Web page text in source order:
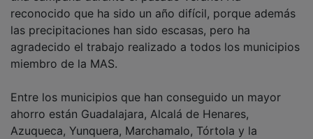
reconocido que ha sido un año difícil, porque además
las precipitaciones han sido escasas, pero ha
agradecido el trabajo realizado a todos los municipios
miembro de la MAS.
Entre los municipios que han conseguido un mayor
ahorro están Guadalajara, Alcalá de Henares,
Azuqueca, Yunquera, Marchamalo, Tórtola y la